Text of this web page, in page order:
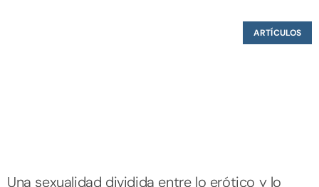
ARTÍCULOS
Una sexualidad dividida entre lo erótico y lo